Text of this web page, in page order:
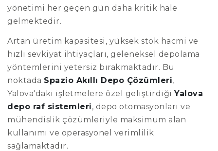
yönetimi her geçen gün daha kritik hale
gelmektedir.
Artan üretim kapasitesi, yüksek stok hacmi ve
hızlı sevkiyat ihtiyaçları, geleneksel depolama
yöntemlerini yetersiz bırakmaktadır. Bu
noktada Spazio Akıllı Depo Çözümleri,
Yalova'daki işletmelere özel geliştirdiği Yalova
depo raf sistemleri, depo otomasyonları ve
mühendislik çözümleriyle maksimum alan
kullanımı ve operasyonel verimlilik
sağlamaktadır.